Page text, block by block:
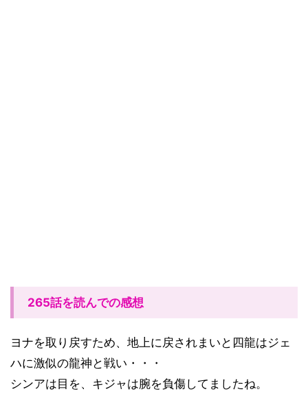
265話を読んでの感想
ヨナを取り戻すため、地上に戻されまいと四龍はジェ
ハに激似の龍神と戦い・・・
シンアは目を、キジャは腕を負傷してましたね。